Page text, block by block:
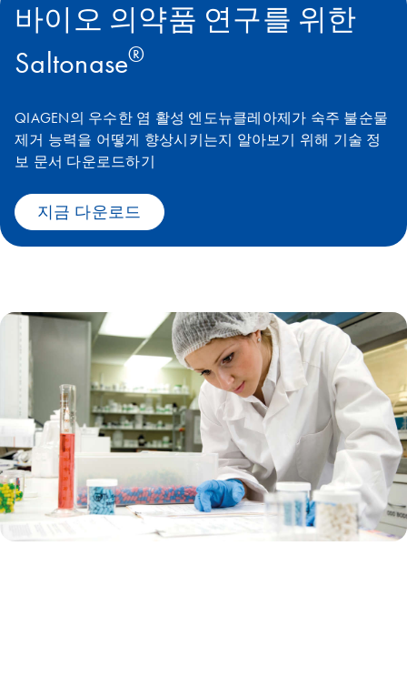
바이오 의약품 연구를 위한
Saltonase®
QIAGEN의 우수한 염 활성 엔도뉴클레아제가 숙주 불순물
제거 능력을 어떻게 향상시키는지 알아보기 위해 기술 정
보 문서 다운로드하기
지금 다운로드